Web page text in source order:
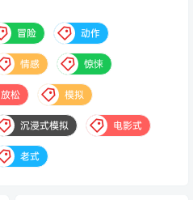
冒险 动作
情感 惊悚
放松 模拟
沉浸式模拟 电影式
老式